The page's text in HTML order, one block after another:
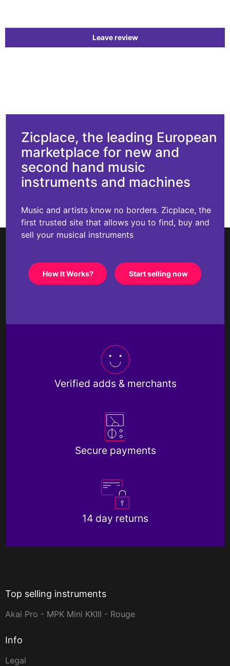
Leave review
Zicplace, the leading European
marketplace for new and
second hand music
instruments and machines
Music and artists know no borders. Zicplace, the
first trusted site that allows you to find, buy and
sell your musical instruments
How It Works? Start selling now
Verified adds & merchants
Secure payments
14 day returns
Top selling instruments
Akai Pro - MPK Mini KKIII - Rouge
Info
Legal